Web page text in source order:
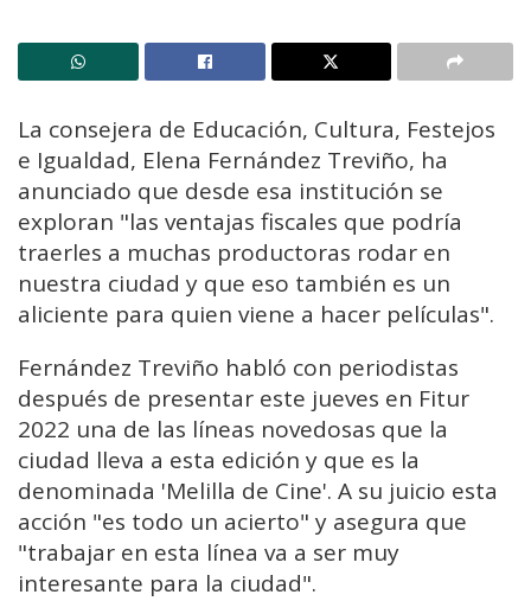
La consejera de Educación, Cultura, Festejos
e Igualdad, Elena Fernández Treviño, ha
anunciado que desde esa institución se
exploran "las ventajas fiscales que podría
traerles a muchas productoras rodar en
nuestra ciudad y que eso también es un
aliciente para quien viene a hacer películas".
Fernández Treviño habló con periodistas
después de presentar este jueves en Fitur
2022 una de las líneas novedosas que la
ciudad lleva a esta edición y que es la
denominada 'Melilla de Cine'. A su juicio esta
acción "es todo un acierto" y asegura que
"trabajar en esta línea va a ser muy
interesante para la ciudad".